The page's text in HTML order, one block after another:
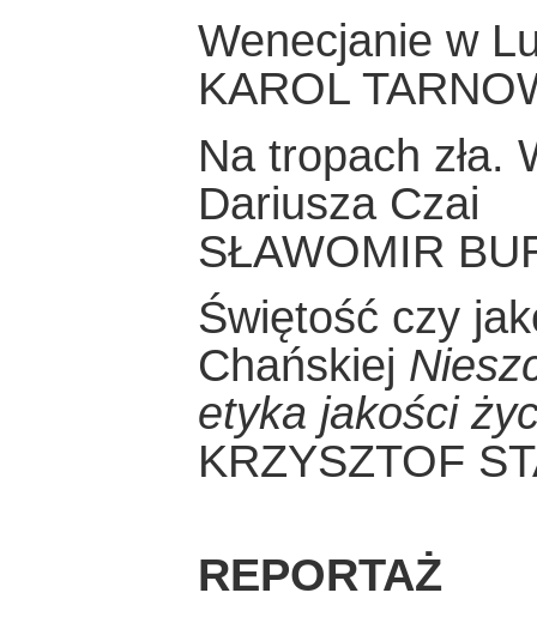
Wenecjanie w
KAROL
Na tropach zła.
Dariusza Czai
SŁAWOMIR
Świętość czy
Chańskiej
etyka jakości
KRZYSZTOF
REPORTAŻ